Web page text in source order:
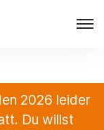
2026 leider
Du willst